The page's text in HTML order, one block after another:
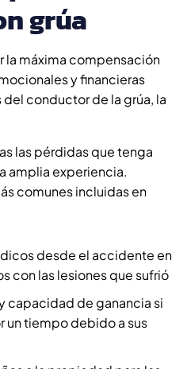
grúa
la máxima compensación
y financieras
conductor de la grúa, la
las pérdidas que tenga
amplia experiencia.
comunes incluidas en
desde el accidente en
con las lesiones que sufrió
capacidad de ganancia si
un tiempo debido a sus